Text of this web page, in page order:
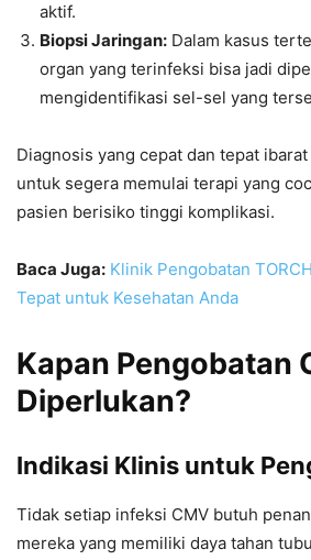
aktif.
Biopsi Jaringan: Dalam kasus
organ yang terinfeksi bisa jadi
mengidentifikasi sel-sel yang
Diagnosis yang cepat dan tepat
untuk segera memulai terapi yang
pasien berisiko tinggi komplikasi.
Baca Juga: Klinik Pengobatan
Tepat untuk Kesehatan Anda
Kapan Pengobatan
Diperlukan?
Indikasi Klinis untuk
Tidak setiap infeksi CMV butuh
mereka yang memiliki daya tahan